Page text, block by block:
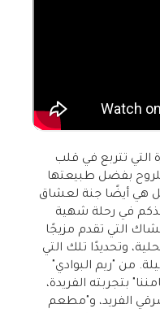
التي تتربع في قلب
للروح بفضل طبيعتها
بل هي أيضًا جنة لعشاق
في رحلة شهية
التي تقدم مزيجًا
وتحديدًا تلك التي
من "ريم البوادي"
بتجربته الفريدة،
الفريد، و"مطعم